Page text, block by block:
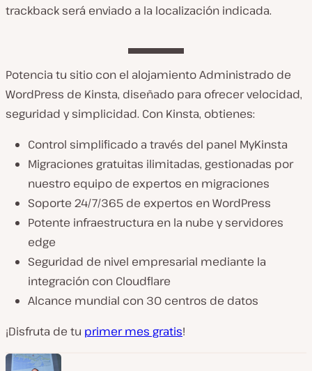
trackback será enviado a la localización indicada.
Potencia tu sitio con el alojamiento Administrado de
WordPress de Kinsta, diseñado para ofrecer velocidad,
seguridad y simplicidad. Con Kinsta, obtienes:
Control simplificado a través del panel MyKinsta
Migraciones gratuitas ilimitadas, gestionadas por
nuestro equipo de expertos en migraciones
Soporte 24/7/365 de expertos en WordPress
Potente infraestructura en la nube y servidores
edge
Seguridad de nivel empresarial mediante la
integración con Cloudflare
Alcance mundial con 30 centros de datos
¡Disfruta de tu primer mes gratis!